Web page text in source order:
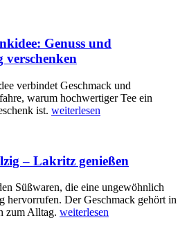
Genuss und
verschenken
verbindet Geschmack und
warum hochwertiger Tee ein
ist. weiterlesen
– Lakritz genießen
Süßwaren, die eine ungewöhnlich
hervorrufen. Der Geschmack gehört in
zum Alltag. weiterlesen